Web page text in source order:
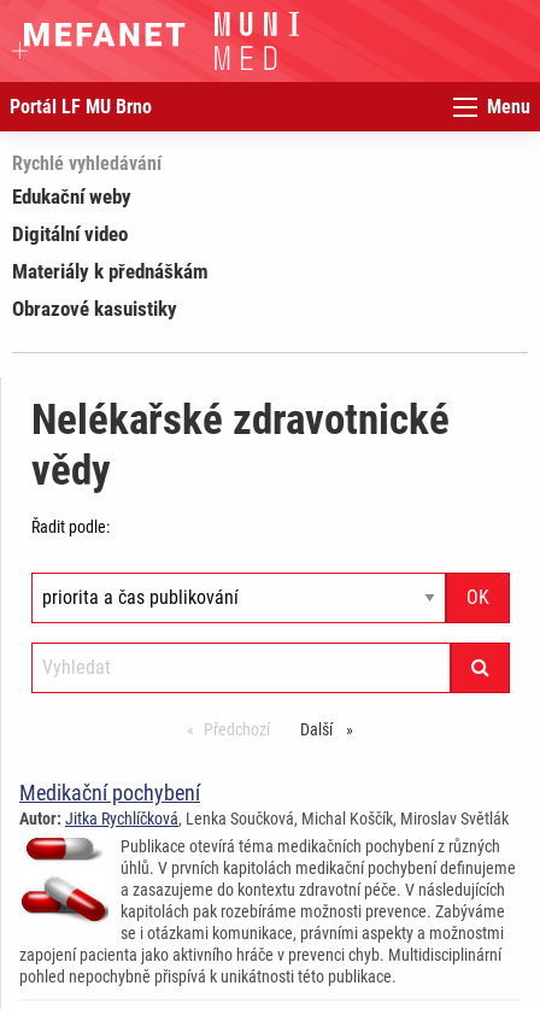
Portál LF MU Brno Menu
Rychlé vyhledávání
Edukační weby
Digitální video
Materiály k přednáškám
Obrazové kasuistiky
Nelékařské zdravotnické
vědy
Řadit podle:
Předchozí stránkaDalší stránka
Medikační pochybení
Autor: Jitka Rychlíčková, Lenka Součková, Michal Koščík, Miroslav Světlák
Publikace otevírá téma medikačních pochybení z různých
úhlů. V prvních kapitolách medikační pochybení definujeme
a zasazujeme do kontextu zdravotní péče. V následujících
kapitolách pak rozebíráme možnosti prevence. Zabýváme
se i otázkami komunikace, právními aspekty a možnostmi
zapojení pacienta jako aktivního hráče v prevenci chyb. Multidisciplinární
pohled nepochybně přispívá k unikátnosti této publikace.